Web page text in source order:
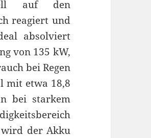
auf den
reagiert und
absolviert
von 135 kW,
bei Regen
mit etwa 18,8
bei starkem
der Akku